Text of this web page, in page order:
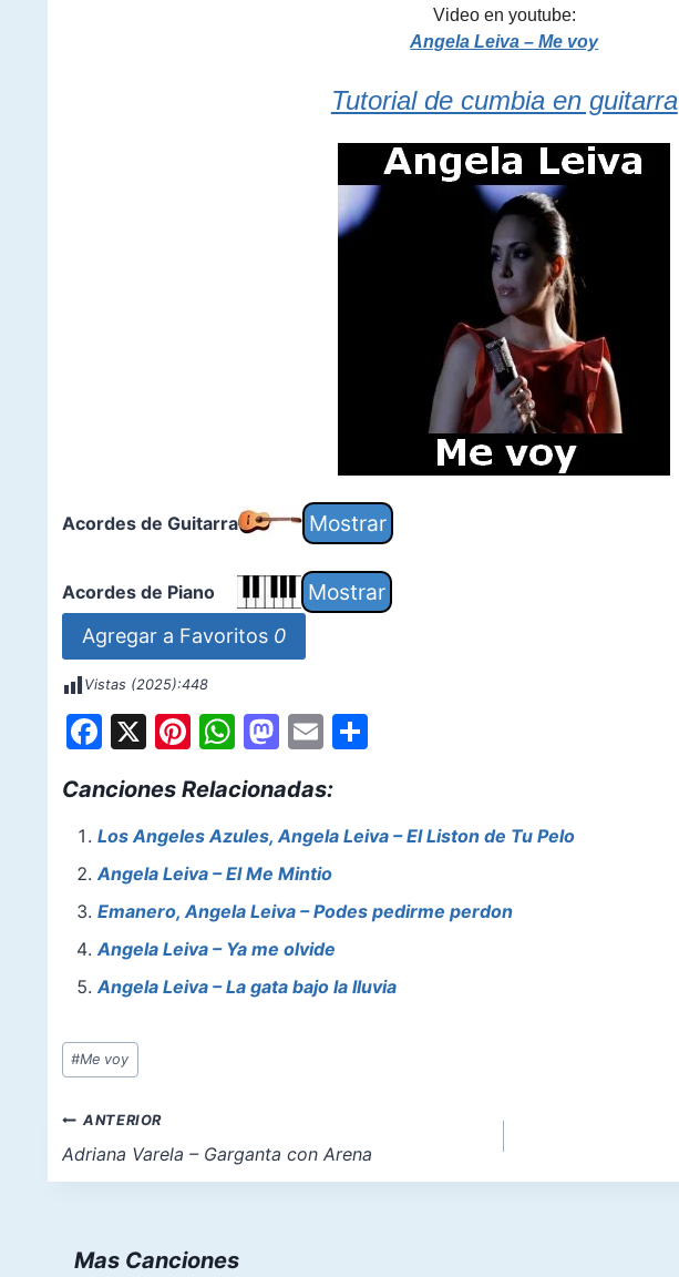
Video en youtube:
Angela Leiva – Me voy
Tutorial de cumbia en guitarra
Acordes de Guitarra
Acordes de Piano
Agregar a Favoritos 0
Vistas (2025):448
F
c
e
b
o
o
k
X Pi
er
e
st
W
at
s
A
p
p
M
st
o
d
o
n
E
ai
l
S
e
Canciones Relacionadas:
Los Angeles Azules, Angela Leiva – El Liston de Tu Pelo
Angela Leiva – El Me Mintio
Emanero, Angela Leiva – Podes pedirme perdon
Angela Leiva – Ya me olvide
Angela Leiva – La gata bajo la lluvia
Etiquetas
de
entrada:
#Me voy
Navegación
de
entradas
ANTERIOR
Adriana Varela – Garganta con Arena
Mas Canciones